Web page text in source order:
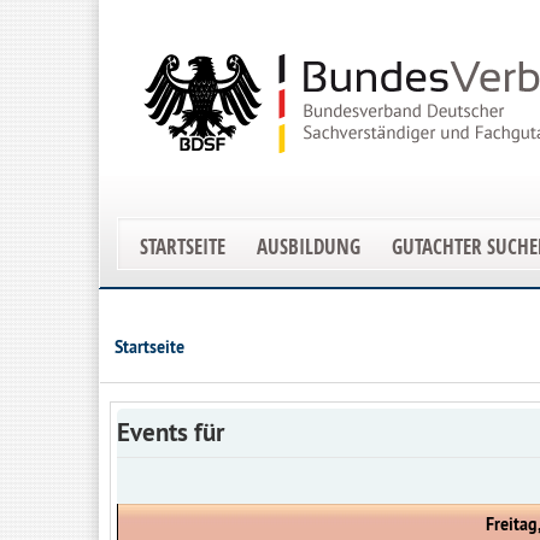
STARTSEITE AUSBILDUNG GUTACHTER
Startseite
Events für